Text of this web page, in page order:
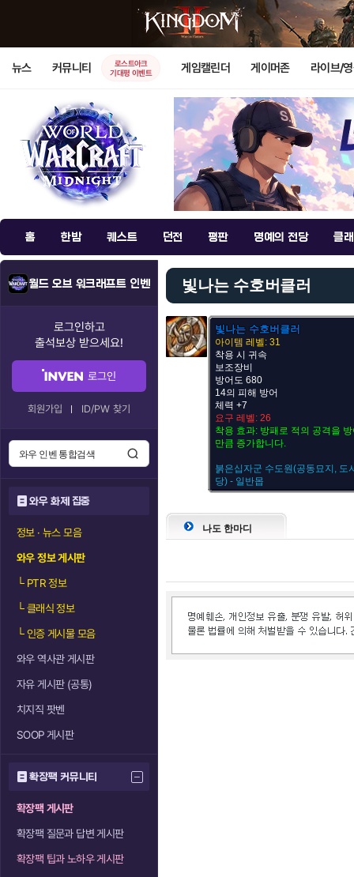
뉴스 커뮤니티
로스트아크
기대평 이벤트
게임캘린더 게이머존 라이브/
홈 한밤 퀘스트 던전 평판 명예의 전당 클
월드 오브 워크래프트 인벤
로그인하고
출석보상 받으세요!
로그인
회원가입 ID/PW 찾기
와우 화제 집중
정보 · 뉴스 모음
와우 정보 게시판
└PTR 정보
└클래식 정보
└인증 게시물 모음
와우 역사관 게시판
자유 게시판 (공통)
치지직 팟벤
SOOP 게시판
확장팩 커뮤니티
확장팩 게시판
확장팩 질문과 답변 게시판
확장팩 팁과 노하우 게시판
빛나는 수호버클러
빛나는 수호버클러
아이템 레벨: 31
착용 시 귀속
보조장비
방어도 680
14의 피해 방어
체력 +7
요구 레벨: 26
착용 효과: 방패로 적의 공격을
만큼 증가합니다.
붉은십자군 수도원(공동묘지, 도
당) - 일반몹
나도 한마디